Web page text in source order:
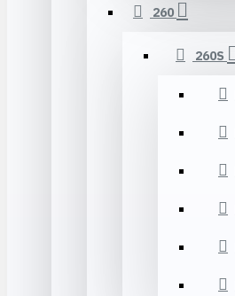
260
260S